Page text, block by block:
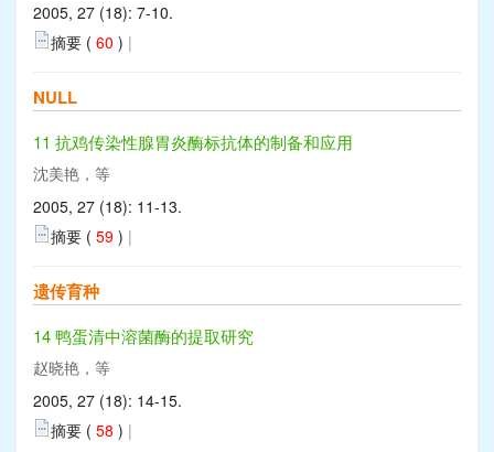
2005, 27 (18): 7-10.
摘要 ( 60 ) |
NULL
11 抗鸡传染性腺胃炎酶标抗体的制备和应用
沈美艳，等
2005, 27 (18): 11-13.
摘要 ( 59 ) |
遗传育种
14 鸭蛋清中溶菌酶的提取研究
赵晓艳，等
2005, 27 (18): 14-15.
摘要 ( 58 ) |